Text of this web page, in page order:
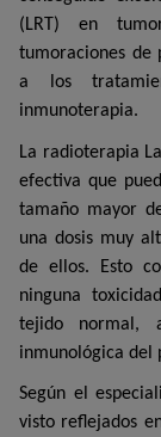
(LRT) en
tumoraciones de
a los
inmunoterapia.
La radioterapia
efectiva que
tamaño mayor
una dosis muy
de ellos. Esto
ninguna
tejido normal,
inmunológica del
Según el
visto reflejados